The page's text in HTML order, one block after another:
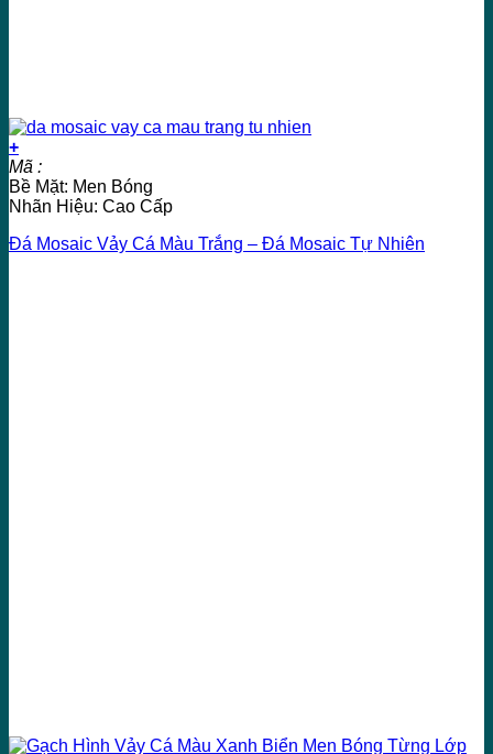
+
Mã :
Bề Mặt: Men Bóng
Nhãn Hiệu: Cao Cấp
Đá Mosaic Vảy Cá Màu Trắng – Đá Mosaic Tự Nhiên